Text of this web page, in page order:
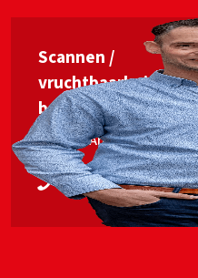
Scannen /
vruchtbaarheids­
begeleiding
Jan van Ankum
06 53563448